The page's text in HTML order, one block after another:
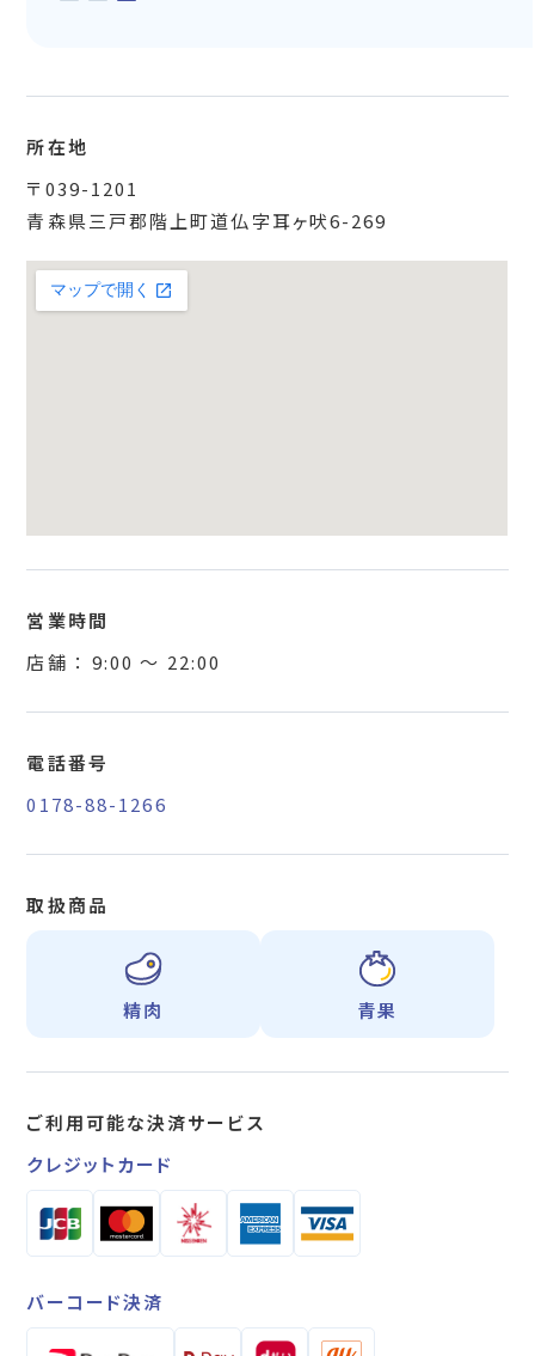
所在地
〒039-1201
青森県三戸郡階上町道仏字耳ヶ吠6-269
営業時間
店舗 ： 9:00 〜 22:00
電話番号
0178-88-1266
取扱商品
精肉 青果
ご利用可能な決済サービス
クレジットカード
バーコード決済